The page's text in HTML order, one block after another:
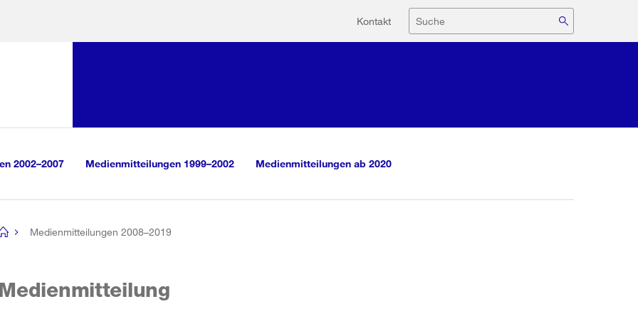
Hilfsnavigation
Kontakt Suche
2002–2007 Medienmitteilungen 1999–2002 Medienmitteilungen ab 2020
Medienmitteilungen 2008–2019